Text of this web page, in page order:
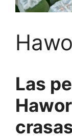
Las